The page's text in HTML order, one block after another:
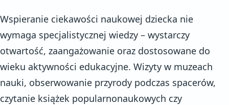
Wspieranie ciekawości naukowej dziecka nie
wymaga specjalistycznej wiedzy – wystarczy
otwartość, zaangażowanie oraz dostosowane do
wieku aktywności edukacyjne. Wizyty w muzeach
nauki, obserwowanie przyrody podczas spacerów,
czytanie książek popularnonaukowych czy